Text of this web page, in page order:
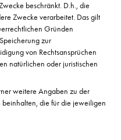
beschränkt. D.h., die
Zwecke verarbeitet. Das gilt
Gründen
zur
von Rechtsansprüchen
natürlichen oder juristischen
weitere Angaben zu der
die für die jeweiligen